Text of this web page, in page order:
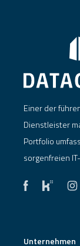
Einer der
Dienstleister
Portfolio
sorgenfreien
Unternehmen